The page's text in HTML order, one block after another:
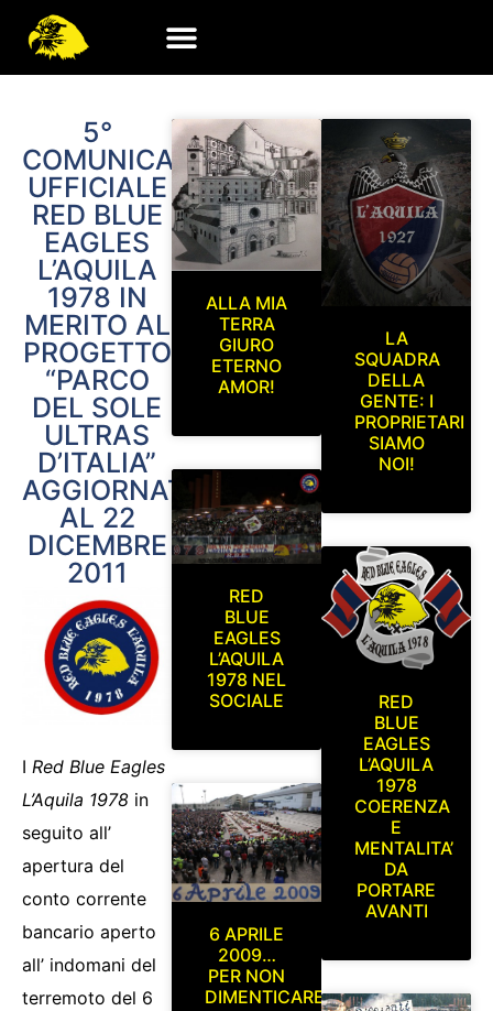
5°
COMUNICATO
UFFICIALE
RED BLUE
EAGLES
L’AQUILA
1978 IN
MERITO AL
PROGETTO
“PARCO
DEL SOLE
ULTRAS
D’ITALIA”
AGGIORNATO
AL 22
DICEMBRE
2011
I Red Blue Eagles
L’Aquila 1978 in
seguito all’
apertura del
conto corrente
bancario aperto
all’ indomani del
terremoto del 6
ALLA MIA
TERRA
GIURO
ETERNO
AMOR!
RED
BLUE
EAGLES
L’AQUILA
1978 NEL
SOCIALE
6 APRILE
2009…
PER NON
DIMENTICARE
LA
SQUADRA
DELLA
GENTE: I
PROPRIETARI
SIAMO
NOI!
RED
BLUE
EAGLES
L’AQUILA
1978
COERENZA
E
MENTALITA’
DA
PORTARE
AVANTI